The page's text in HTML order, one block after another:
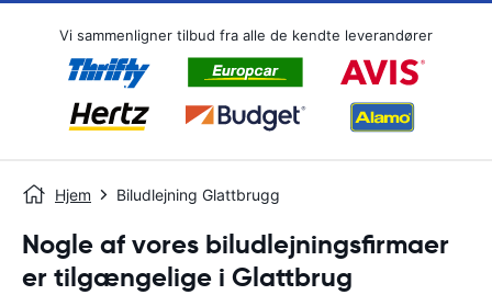
Vi sammenligner tilbud fra alle de kendte leverandører
Hjem Biludlejning Glattbrugg
Nogle af vores biludlejningsfirmaer
er tilgængelige i Glattbrug